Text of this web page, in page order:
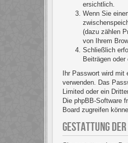
ersichtlich.
Wenn Sie
(dazu zählen
von Ihrem
Schließlich
Beiträgen
Ihr Passwort wird
verwenden. Das
Limited oder ein
Die phpBB-Software
Board zugreifen
GESTATTUNG